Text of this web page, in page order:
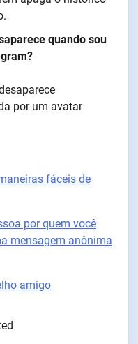
quando sou
por um avatar
fáceis de
por quem você
mensagem anônima
amigo